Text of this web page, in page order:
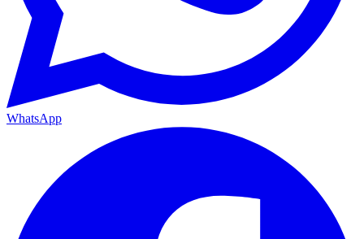
WhatsApp